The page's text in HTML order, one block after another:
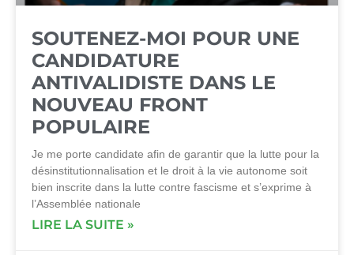
SOUTENEZ-MOI POUR UNE
CANDIDATURE
ANTIVALIDISTE DANS LE
NOUVEAU FRONT
POPULAIRE
Je me porte candidate afin de garantir que la lutte pour la
désinstitutionnalisation et le droit à la vie autonome soit
bien inscrite dans la lutte contre fascisme et s’exprime à
l’Assemblée nationale
LIRE LA SUITE »